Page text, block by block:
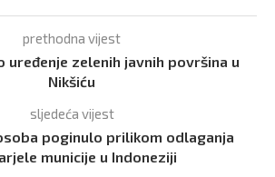
prethodna vijest
uređenje zelenih javnih površina u
Nikšiću
sljedeća vijest
poginulo prilikom odlaganja
municije u Indoneziji